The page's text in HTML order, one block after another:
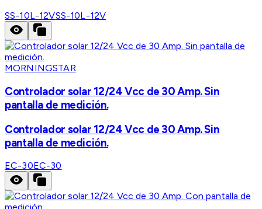
SS-10L-12VSS-10L-12V
MORNINGSTAR
Controlador solar 12/24 Vcc de 30 Amp. Sin
pantalla de medición.
Controlador solar 12/24 Vcc de 30 Amp. Sin
pantalla de medición.
EC-30EC-30